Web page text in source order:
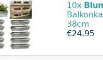
10x
38cm
€24.95